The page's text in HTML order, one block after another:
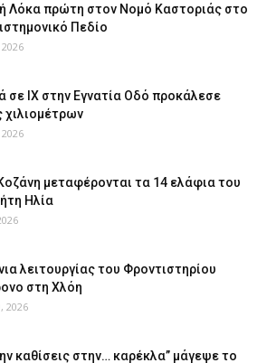
Λόκα πρώτη στον Νομό Καστοριάς στο
Πεδίο
σε ΙΧ στην Εγνατία Οδό προκάλεσε
χιλιομέτρων
μεταφέρονται τα 14 ελάφια του
Ηλία
λειτουργίας του Φροντιστηρίου
στη Χλόη
2026
καθίσεις στην… καρέκλα” μάγεψε το